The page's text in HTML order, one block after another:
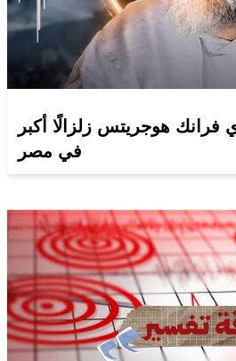
فرانك هوجريتس زلزالًا أكبر
في مصر